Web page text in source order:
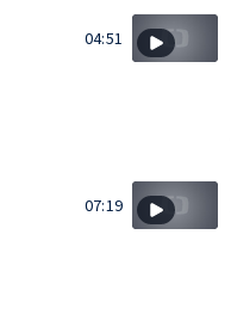
04:51
07:19